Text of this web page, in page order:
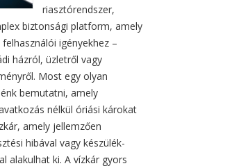
riasztórendszer,
biztonsági platform, amely
igényekhez –
házról, üzletről vagy
Most egy olyan
bemutatni, amely
nélkül óriási károkat
amely jellemzően
hibával vagy készülék-
alakulhat ki. A vízkár gyors